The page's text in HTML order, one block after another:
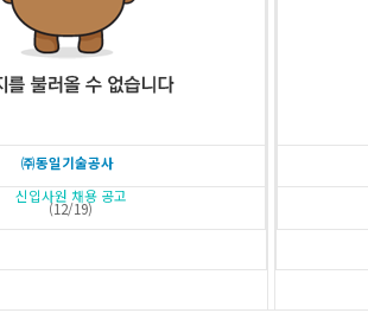
㈜동일기술공사
신입사원 채용 공고
(12/19)